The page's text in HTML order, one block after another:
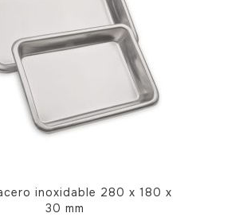
inoxidable 280 x 180 x
30 mm